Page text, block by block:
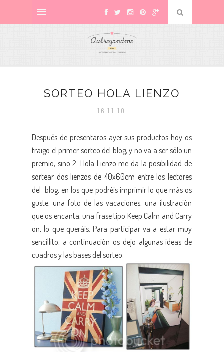
SORTEO HOLA LIENZO
16.11.10
Después de presentaros ayer sus productos hoy os
traigo el primer sorteo del blog, y no va a ser sólo un
premio, sino 2. Hola Lienzo me da la posibilidad de
sortear dos lienzos de 40x60cm entre los lectores
del blog, en los que podréis imprimir lo que más os
guste, una foto de las vacaciones, una ilustración
que os encanta, una frase tipo Keep Calm and Carry
on, lo que queráis. Para participar va a estar muy
sencillito, a continuación os dejo algunas ideas de
cuadros y las bases del sorteo.